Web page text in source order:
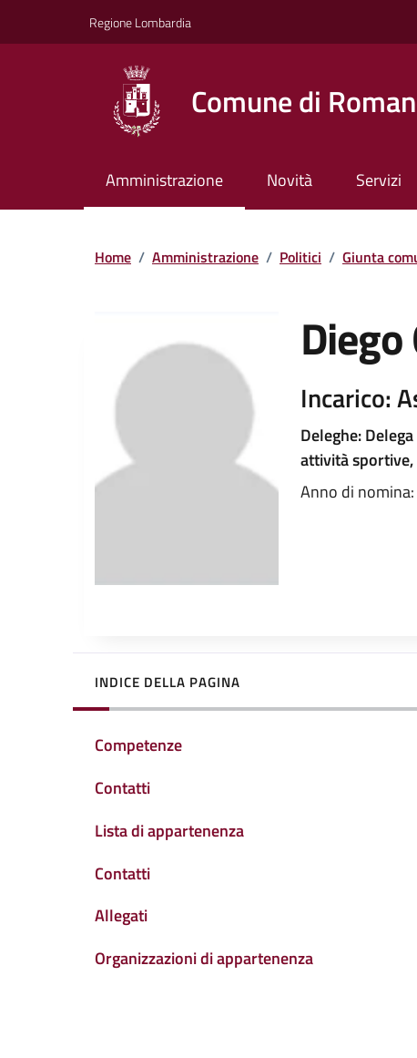
Regione Lombardia
Comune di
Amministrazione Novità Servizi
Home / Amministrazione / Politici / Giunta
Incarico:
Deleghe:
attività
Anno di
INDICE DELLA PAGINA
Competenze
Contatti
Lista di appartenenza
Contatti
Allegati
Organizzazioni di appartenenza